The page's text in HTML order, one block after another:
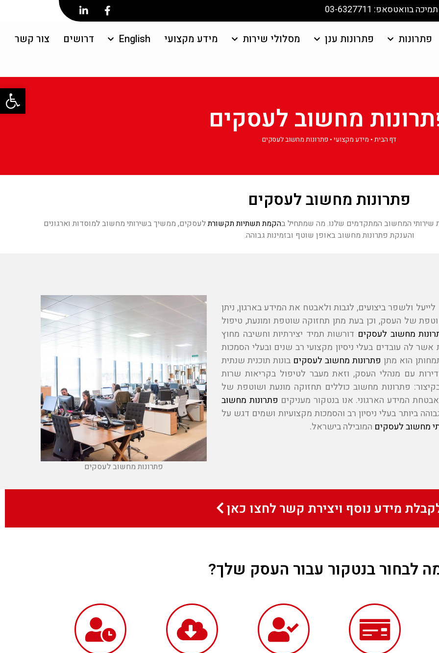
פתח
תמיכה בוואטסאפ: 03-6327711
פתרונות פתרונות ענן מסלולי שירות מידע מקצועי English דרושים צור קשר
מחשוב לעסקים
דף הבית • מידע מקצועי • פתרונות מחשוב לעסקים
פתרונות מחשוב לעסקים
שירותי המחשוב המתקדמים שלנו. מה שמתחיל בהקמת תשתיות תקשורתלעסקים, ממשיך בשירותי מחשוב למוסדות וארגונים
והענקת פתרונות מחשוב באופן שוטף ובזמינות גבוהה.
לייעל ולשפר ביצועים, לגבות ולאבטח את המידע בארגון, ניתן
של העסק, וכן בעת מתן תחזוקה שוטפת ומונעת, טיפול
מחשוב לעסקים דורשות תמיד יצירתיות וחשיבה מחוץ
לה עובדים בעלי ניסיון מקצועי רב שנים ובעלי הסמכות
הוא מתן פתרונות מחשוב לעסקים בונות תוכנית שנתית
עם מנהלי העסק, וזאת מעבר לטיפול בקריאות שרות
פתרונות מחשוב כוללים תחזוקה מונעת ושוטפת של
המידע הארגוני. אנו בנטקור מעניקים פתרונות מחשוב
ביותר בעלי ניסיון רב והסמכות מקצועיות ושמים דגש על
מחשוב לעסקים המובילה בישראל.
פתרונות מחשוב לעסקים
מידע נוסף ויצירת קשר לחצו כאן
לבחור בנטקור עבור העסק שלך?